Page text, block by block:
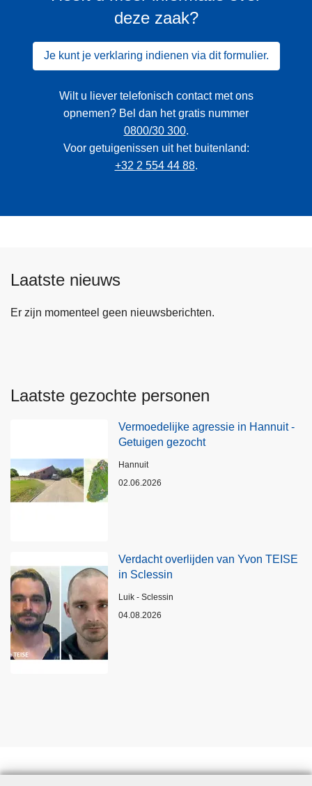
deze zaak?
Je kunt je verklaring indienen via dit formulier.
Wilt u liever telefonisch contact met ons
opnemen? Bel dan het gratis nummer
0800/30 300.
Voor getuigenissen uit het buitenland:
+32 2 554 44 88.
Laatste nieuws
Er zijn momenteel geen nieuwsberichten.
Laatste gezochte personen
Vermoedelijke agressie in Hannuit -
Getuigen gezocht
Plaats
Hannuit
02.06.2026
Verdacht overlijden van Yvon TEISE
in Sclessin
Plaats
Luik - Sclessin
04.08.2026